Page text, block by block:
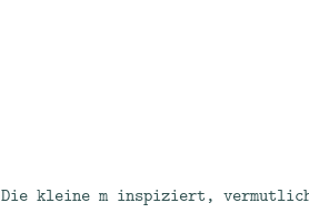
Die kleine m inspiziert,